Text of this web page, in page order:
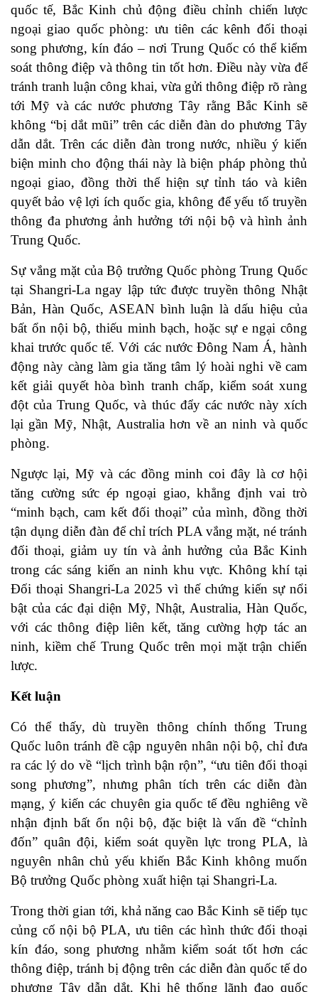
quốc tế, Bắc Kinh chủ động điều chỉnh chiến lược
ngoại giao quốc phòng: ưu tiên các kênh đối thoại
song phương, kín đáo – nơi Trung Quốc có thể kiểm
soát thông điệp và thông tin tốt hơn. Điều này vừa để
tránh tranh luận công khai, vừa gửi thông điệp rõ ràng
tới Mỹ và các nước phương Tây rằng Bắc Kinh sẽ
không “bị dắt mũi” trên các diễn đàn do phương Tây
dẫn dắt. Trên các diễn đàn trong nước, nhiều ý kiến
biện minh cho động thái này là biện pháp phòng thủ
ngoại giao, đồng thời thể hiện sự tỉnh táo và kiên
quyết bảo vệ lợi ích quốc gia, không để yếu tố truyền
thông đa phương ảnh hưởng tới nội bộ và hình ảnh
Trung Quốc.
Sự vắng mặt của Bộ trưởng Quốc phòng Trung Quốc
tại Shangri-La ngay lập tức được truyền thông Nhật
Bản, Hàn Quốc, ASEAN bình luận là dấu hiệu của
bất ổn nội bộ, thiếu minh bạch, hoặc sự e ngại công
khai trước quốc tế. Với các nước Đông Nam Á, hành
động này càng làm gia tăng tâm lý hoài nghi về cam
kết giải quyết hòa bình tranh chấp, kiểm soát xung
đột của Trung Quốc, và thúc đẩy các nước này xích
lại gần Mỹ, Nhật, Australia hơn về an ninh và quốc
phòng.
Ngược lại, Mỹ và các đồng minh coi đây là cơ hội
tăng cường sức ép ngoại giao, khẳng định vai trò
“minh bạch, cam kết đối thoại” của mình, đồng thời
tận dụng diễn đàn để chỉ trích PLA vắng mặt, né tránh
đối thoại, giảm uy tín và ảnh hưởng của Bắc Kinh
trong các sáng kiến an ninh khu vực. Không khí tại
Đối thoại Shangri-La 2025 vì thế chứng kiến sự nổi
bật của các đại diện Mỹ, Nhật, Australia, Hàn Quốc,
với các thông điệp liên kết, tăng cường hợp tác an
ninh, kiềm chế Trung Quốc trên mọi mặt trận chiến
lược.
Kết luận
Có thể thấy, dù truyền thông chính thống Trung
Quốc luôn tránh đề cập nguyên nhân nội bộ, chỉ đưa
ra các lý do về “lịch trình bận rộn”, “ưu tiên đối thoại
song phương”, nhưng phân tích trên các diễn đàn
mạng, ý kiến các chuyên gia quốc tế đều nghiêng về
nhận định bất ổn nội bộ, đặc biệt là vấn đề “chỉnh
đốn” quân đội, kiểm soát quyền lực trong PLA, là
nguyên nhân chủ yếu khiến Bắc Kinh không muốn
Bộ trưởng Quốc phòng xuất hiện tại Shangri-La.
Trong thời gian tới, khả năng cao Bắc Kinh sẽ tiếp tục
củng cố nội bộ PLA, ưu tiên các hình thức đối thoại
kín đáo, song phương nhằm kiểm soát tốt hơn các
thông điệp, tránh bị động trên các diễn đàn quốc tế do
phương Tây dẫn dắt. Khi hệ thống lãnh đạo quốc